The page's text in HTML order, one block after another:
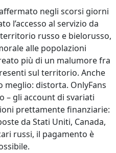
negli scorsi giorni
l’accesso al servizio da
russo e bielorusso,
alle popolazioni
più di un malumore fra
sul territorio. Anche
meglio: distorta. OnlyFans
– gli account di svariati
prettamente finanziarie:
da Stati Uniti, Canada,
russi, il pagamento è